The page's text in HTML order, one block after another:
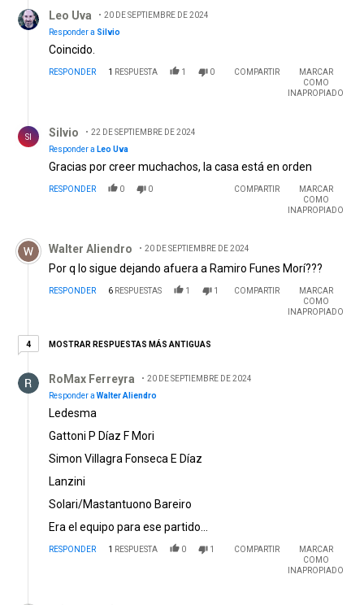
Leo Uva
20 DE SEPTIEMBRE DE 2024
Responder a Silvio
Coincido.
RESPONDER 1 RESPUESTA 1 0 COMPARTIR
MARCAR
COMO
INAPROPIADO
SI Silvio
22 DE SEPTIEMBRE DE 2024
Responder a Leo Uva
Gracias por creer muchachos, la casa está en orden
RESPONDER 0 0 COMPARTIR
MARCAR
COMO
INAPROPIADO
Comentario de Walter Aliendro.
Walter Aliendro 20 DE SEPTIEMBRE DE 2024
Por q lo sigue dejando afuera a Ramiro Funes Morí???
RESPONDER 6 RESPUESTAS 1 1 COMPARTIR
MARCAR
COMO
INAPROPIADO
44 respuestas más antiguas
MOSTRAR RESPUESTAS MÁS ANTIGUAS
RoMax Ferreyra
20 DE SEPTIEMBRE DE 2024
Responder a Walter Aliendro
Ledesma
Gattoni P Díaz F Mori
Simon Villagra Fonseca E Díaz
Lanzini
Solari/Mastantuono Bareiro
Era el equipo para ese partido...
RESPONDER 1 RESPUESTA 0 1 COMPARTIR
MARCAR
COMO
INAPROPIADO